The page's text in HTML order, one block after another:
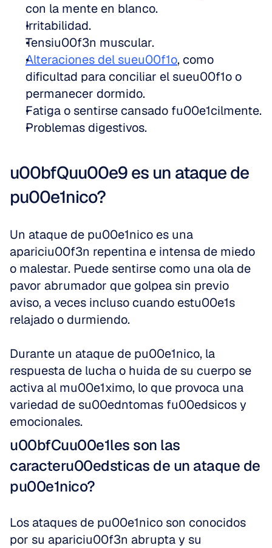
con la mente en blanco.
Irritabilidad.
Tensiu00f3n muscular.
Alteraciones del sueu00f1o, como
dificultad para conciliar el sueu00f1o o
permanecer dormido.
Fatiga o sentirse cansado fu00e1cilmente.
Problemas digestivos.
u00bfQuu00e9 es un ataque de
pu00e1nico?
Un ataque de pu00e1nico es una
apariciu00f3n repentina e intensa de miedo
o malestar. Puede sentirse como una ola de
pavor abrumador que golpea sin previo
aviso, a veces incluso cuando estu00e1s
relajado o durmiendo.
Durante un ataque de pu00e1nico, la
respuesta de lucha o huida de su cuerpo se
activa al mu00e1ximo, lo que provoca una
variedad de su00edntomas fu00edsicos y
emocionales.
u00bfCuu00e1les son las
caracteru00edsticas de un ataque de
pu00e1nico?
Los ataques de pu00e1nico son conocidos
por su apariciu00f3n abrupta y su